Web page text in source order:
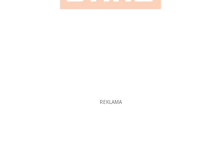
REKLAMA